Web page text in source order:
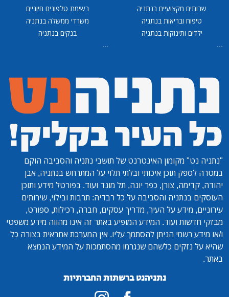
שרותים מקצועיים בנתניה
טיפוח ובריאות בנתניה
ילדים ותינוקות בנתניה
...
רשימת טלפונים חיוניים
משרדי ממשלה בנתניה
בנקים בנתניה
...
"נתניה נט" מקומון האינטרנט של תושבי נתניה והסביבה הוקם
במטרה לספק תוכן איכותי ובלתי תלוי על המתרחש בנתניה, אבן
יהודה, קדימה, צורן, כפר יונה, תל מונד ועוד. בפורטל מידע ותוכן
העוסקים בנתניה והסביבה על כל רבדיה: תרבות ובילוי, שירותים
עירוניים, מידע על העיר, מדריך עסקים, חברה, רכילות, ספורט,
מבזקי חדשות ועוד. המידע המופיע באתר זה אינו מהווה מידע משפטי
ו/או מידע רשמי הניתן להסתמך עליו. אין המערכת אחראית בצורה כל
שהיא על נזקים כלשהם שנגרמו מהסתמכות על המידע הנמצא
באתר.
נתניהנט ברשתות החברתיות